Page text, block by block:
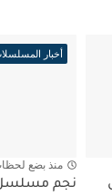
أخبار
منذ بضع
نجم مسلسل